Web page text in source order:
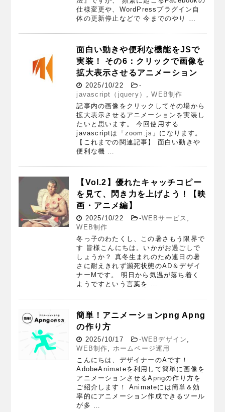
仕様変更や、WordPressプラグイン自
体の更新停止などで 今までのやり …
面白い動きや便利な機能をJSで
実装！ その6：クリックで画像を
拡大表示させるアニメーション
2025/10/22
-
javascript（jquery）
,WEB制作
記事内の画像をクリックしてその場から
拡大表示させるアニメーションを実装し
たいと思います。 今回使用する
javascriptは「zoom.js」になります。
【これまでの関連記事】 面白い動きや
便利な機 …
【Vol.2】優れたキャッチコピー
を見て、閃き力を上げよう！【映
画・アニメ編】
2025/10/22 -WEBサービス
WEB制作
冬っ子のわたくし、この暑さもう限界で
す 皆様こんにちは。いかがお過ごしで
しょうか？ 真冬生まれのため連日の暑
さに耐えきれず瀕死状態のAD＆デザイ
ナーMです。 明日から気温が落ち着く
ようですという言葉を …
簡単！アニメーションpng Apng
の作り方
2025/10/17 -WEBデザイン
WEB制作
ホームページ運用
こんにちは、デザイナーのAです！
AdobeAnimateを利用して簡単に画像を
アニメーションさせるApngの作り方を
ご紹介します！ Animateには簡単＆効
率的にアニメーション作成できるツール
が多 …